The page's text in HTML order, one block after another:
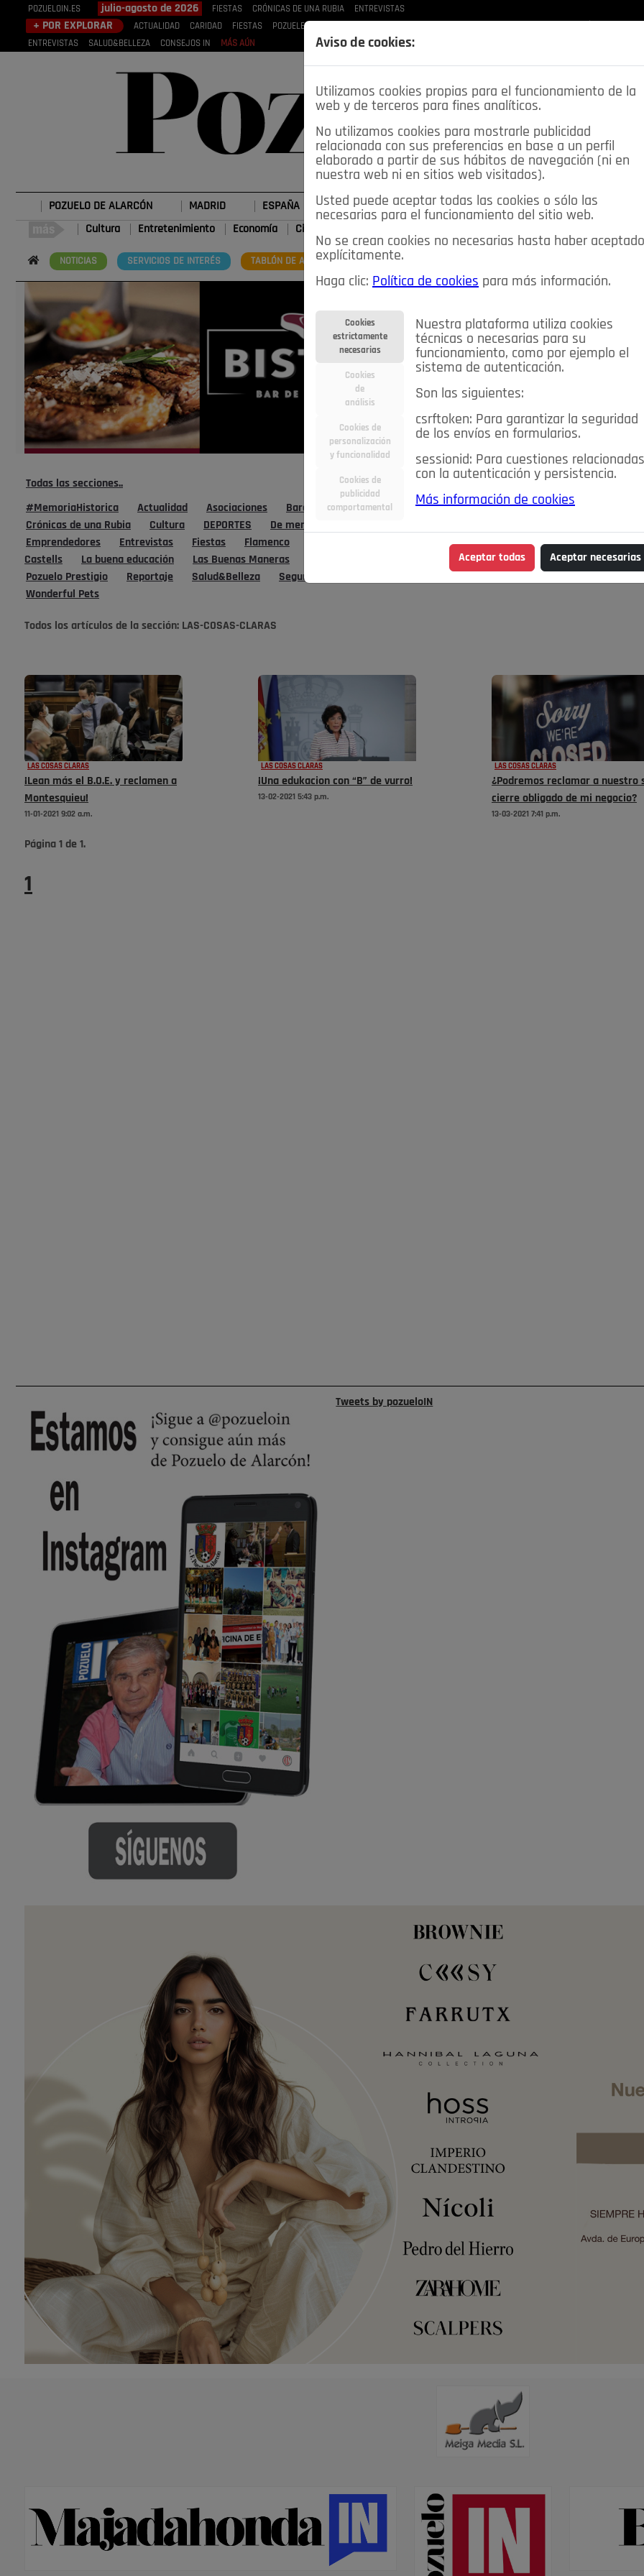
POZUELOIN.ES julio-agosto de 2026 FIESTAS CRÓNICAS DE UNA RUBIA ENTREVISTAS
+ POR EXPLORAR ACTUALIDAD CARIDAD FIESTAS POZUELEROS CRÓNICAS DE
ENTREVISTAS
SALUD&BELLEZA CONSEJOS IN MÁS AÚN
POZUELO DE ALARCÓN MADRID ESPAÑA DEPORTES OPINIÓN IN SALUD 🔴 EN DIRECTO
Cultura Entretenimiento Economía Ciencia&Tecnología
NOTICIAS SERVICIOS DE INTERÉS TABLÓN DE ANUNCIOS MIS ANUNCIOS
Todas las secciones..
#MemoriaHistorica Actualidad Asociaciones Bares, qué lugares Caridad Comentarios Conectados
Crónicas de una Rubia
Cultura DEPORTES De mente
Emprendedores
Entrevistas Fiestas Flamenco La Buena Vida
La Consulta del
Castells
La buena educación Las Buenas Maneras Lo que te dije Moda&Belleza Motor
Pozuelo Prestigio
Reportaje Salud&Belleza Segundos Fuera
Wonderful Pets
Todos los artículos de la sección: LAS-COSAS-CLARAS
LAS COSAS CLARAS
¡Lean más el B.O.E. y reclamen a
Montesquieu!
11-01-2021 9:02 a.m.
LAS COSAS CLARAS
¡Una edukacion con “B” de vurro!
13-02-2021 5:43 p.m.
LAS COSAS CLARAS
¿Podremos reclamar a nuestro
cierre obligado de mi negocio?
13-03-2021 7:41 p.m.
Página 1 de 1.
1
Tweets by pozueloIN
Aviso de cookies:
Utilizamos cookies propias para el funcionamiento de la
web y de terceros para fines analíticos.
No utilizamos cookies para mostrarle publicidad
relacionada con sus preferencias en base a un perfil
elaborado a partir de sus hábitos de navegación (ni en
nuestra web ni en sitios web visitados).
Usted puede aceptar todas las cookies o sólo las
necesarias para el funcionamiento del sitio web.
No se crean cookies no necesarias hasta haber aceptado
explícitamente.
Haga clic: Política de cookies para más información.
Cookies
estrictamente
necesarias
Cookies
de
análisis
Cookies de
personalización
y funcionalidad
Cookies de
publicidad
comportamental
Nuestra plataforma utiliza cookies
técnicas o necesarias para su
funcionamiento, como por ejemplo el
sistema de autenticación.
Son las siguientes:
csrftoken: Para garantizar la seguridad
de los envíos en formularios.
sessionid: Para cuestiones relacionadas
con la autenticación y persistencia.
Más información de cookies
Aceptar todas Aceptar necesarias